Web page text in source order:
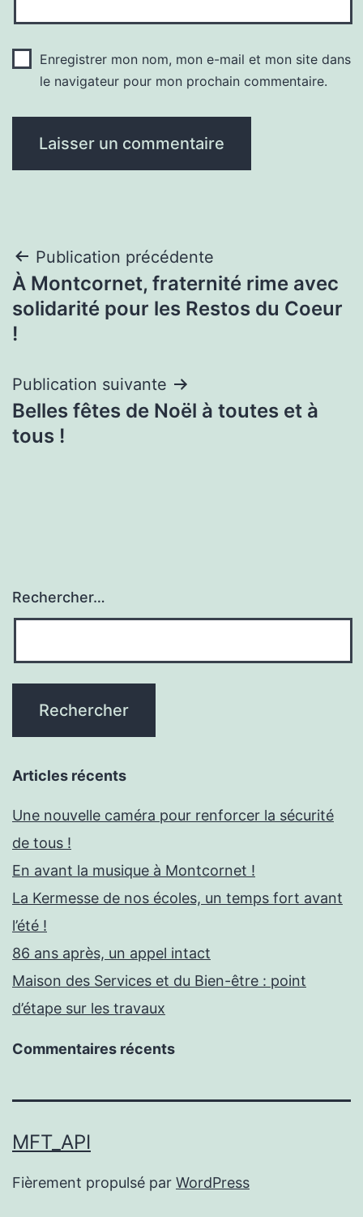
Enregistrer mon nom, mon e-mail et mon site dans
le navigateur pour mon prochain commentaire.
Navigation
de
l’article
Publication précédente
À Montcornet, fraternité rime avec
solidarité pour les Restos du Coeur
!
Publication suivante
Belles fêtes de Noël à toutes et à
tous !
Rechercher…
Articles récents
Une nouvelle caméra pour renforcer la sécurité
de tous !
En avant la musique à Montcornet !
La Kermesse de nos écoles, un temps fort avant
l’été !
86 ans après, un appel intact
Maison des Services et du Bien-être : point
d’étape sur les travaux
Commentaires récents
MFT_API
Fièrement propulsé par WordPress